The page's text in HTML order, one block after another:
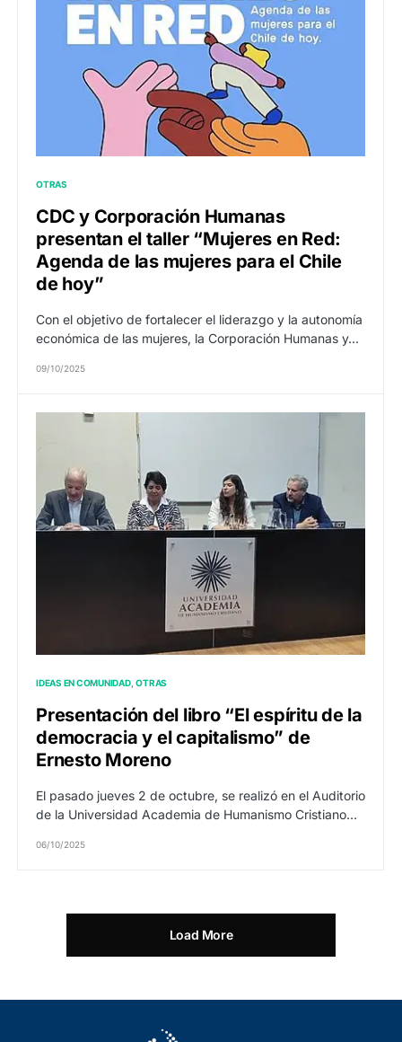
OTRAS
CDC y Corporación Humanas
presentan el taller “Mujeres en Red:
Agenda de las mujeres para el Chile
de hoy”
Con el objetivo de fortalecer el liderazgo y la autonomía
económica de las mujeres, la Corporación Humanas y…
09/10/2025
IDEAS EN COMUNIDAD OTRAS
Presentación del libro “El espíritu de la
democracia y el capitalismo” de
Ernesto Moreno
El pasado jueves 2 de octubre, se realizó en el Auditorio
de la Universidad Academia de Humanismo Cristiano…
06/10/2025
Load More